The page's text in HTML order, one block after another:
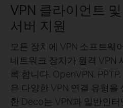
VPN 클라이언트 및
서버 지원
모든 장치에 VPN 소프트웨
네트워크 장치가 원격 VPN
록 합니다. OpenVPN,
은 다양한 VPN 연결 유형을
한 Deco는 VPN과 일반인